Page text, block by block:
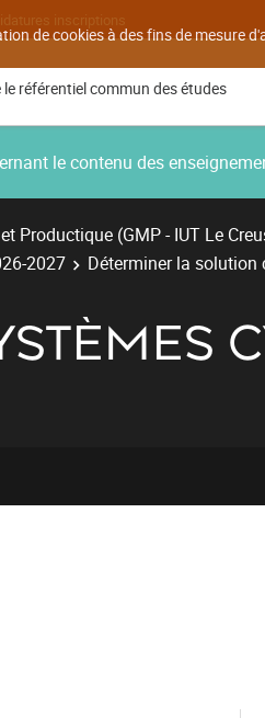
de cookies à des fins de mesure
inscriptions
le référentiel commun des études
le contenu des
Productique (GMP - IUT Le
2027
Déterminer la solution